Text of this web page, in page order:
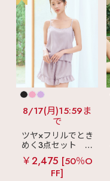
8/17(月)15:59ま
で
ツヤ×フリルでとき
めく3点セット
シ
ルキー ショートパ
ンツ 3点セット
￥2,475 [50％O
FF]